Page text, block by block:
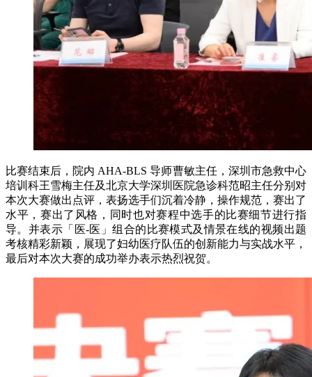
比赛结束后，院内 AHA-BLS 导师曹敏主任，深圳市急救中心
培训科王雪梅主任及北京大学深圳医院急诊科范昭主任分别对
本次大赛做出点评，表扬选手们沉着冷静，操作规范，赛出了
水平，赛出了风格，同时也对赛程中选手的比赛细节进行指
导。并表示「医-医」组合的比赛模式及情景在线的视频出题
考核精彩新颖，展现了妇幼医疗队伍的创新能力与实战水平，
最后对本次大赛的成功举办表示热烈祝贺。